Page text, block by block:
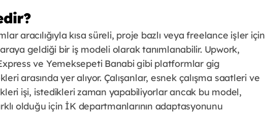
aracılığıyla kısa süreli, proje bazlı veya freelance işler için
geldiği bir iş modeli olarak tanımlanabilir. Upwork,
ve Yemeksepeti Banabi gibi platformlar gig
arasında yer alıyor. Çalışanlar, esnek çalışma saatleri ve
işi, istedikleri zaman yapabiliyorlar ancak bu model,
olduğu için İK departmanlarının adaptasyonunu